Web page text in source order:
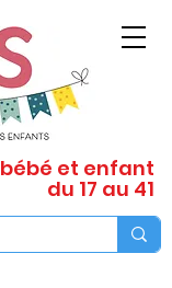
bébé et enfant
du 17 au 41